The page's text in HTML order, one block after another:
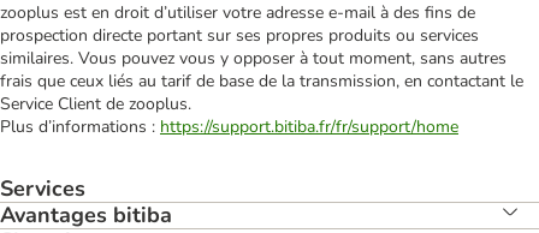
zooplus est en droit d’utiliser votre adresse e‑mail à des fins de
prospection directe portant sur ses propres produits ou services
similaires. Vous pouvez vous y opposer à tout moment, sans autres
frais que ceux liés au tarif de base de la transmission, en contactant le
Service Client de zooplus.
Plus d’informations : https://support.bitiba.fr/fr/support/home
Services
Avantages bitiba